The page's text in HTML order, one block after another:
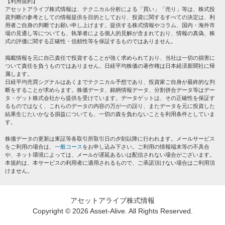
株テーマ情報
海外市況
投資カレンダー
格付け情報
プライバシーポリシー
会社案内
サイトマップ
過去データ
アセットアライブ株式情報は、テクニカル分析による「買い」「売り」等は、株式投
資判断の参考としての情報提供を目的としており、投資に関するすべての決定は、利
用者ご自身の判断でお願い申し上げます。提供する株式情報やコラム、国内・海外市
場の見通し等についても、執筆者による個人的見解が含まれており、情報の真偽、株
式の評価に関する正確性・信頼性等を保証するものではありません。
掲載情報を元に自己責任で投資することが強く求められており、当社は一切の損害に
ついて責任を負うものではありません。日経平均株価の著作権は日本経済新聞社に帰
属します。
日経平均売買シグナルはあくまでテクニカル予想であり、投資家ご自身が最終的な判
断をすることが求めらます。株価データ、銘柄情報データ、分割併合データ等はデー
タ・ゲット株式会社から提供を受けています。データゲットは、その正確性を保証す
るものではなく、これらのデータの内容の万が一の誤り、またデータを元に投資した
結果生じたいかなる損益についても、一切の責を負わないことを利用条件としていま
す。
株価データの更新は東証等各取引所取引日の夕刻以降に行われます。メールサービス
をご利用の場合は、 一般コース をお申し込み下さい。ご利用の情報端末等の不具合
や、ネット環境によっては、メールが遅延あるいは配信されない場合がございます。
本規約は、本サービスの利用者に適用されるもので、ご承諾頂けない場合はご利用頂
けません。
アセットアライブ株式情報
Copyright © 2026 Asset-Alive. All Rights Reserved.